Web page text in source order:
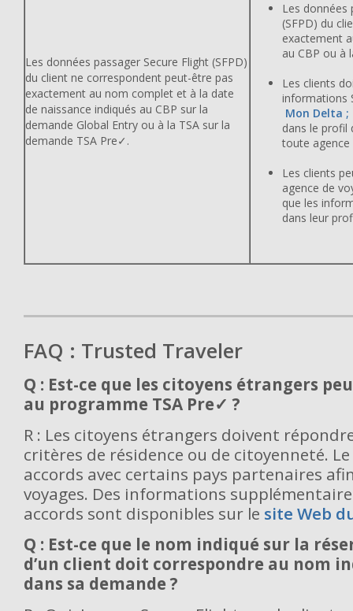
Les données passager Secure Flight (SFPD)
du client ne correspondent peut-être pas
exactement au nom complet et à la date
de naissance indiqués au CBP sur la
demande Global Entry ou à la TSA sur la
demande TSA Pre✓.
Les données
(SFPD) du
exactement
au CBP ou à
Les clients
informations
Mon Delta
dans le profil
toute agence
Les clients
agence de
que les
dans leur
FAQ : Trusted Traveler
Q : Est-ce que les citoyens étrangers
au programme TSA Pre✓ ?
R : Les citoyens étrangers doivent
critères de résidence ou de citoyenneté. Le
accords avec certains pays partenaires
voyages. Des informations
accords sont disponibles sur le site Web
Q : Est-ce que le nom indiqué sur la
d’un client doit correspondre au nom
dans sa demande ?